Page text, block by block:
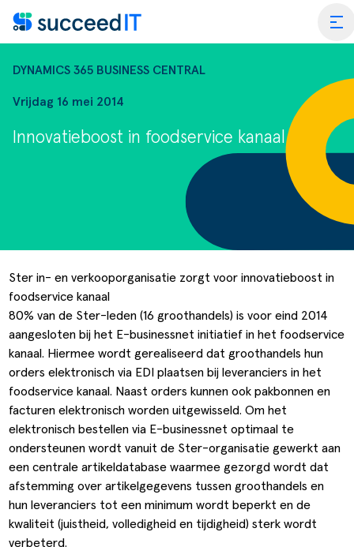
Transportorders
Workflow
Voorraad management &
Documenten aanpassen
Blogs & Nieuws
Webinars & Events
Downloads
Business Central Trainingen
SucceedIT
aanpak
team
bij SucceedIT
partners
doelen
DYNAMICS 365 BUSINESS CENTRAL
Vrijdag 16 mei 2014
Innovatieboost in foodservice kanaal
Ster in- en verkooporganisatie zorgt voor innovatieboost in
foodservice kanaal
80% van de Ster-leden (16 groothandels) is voor eind 2014
aangesloten bij het E-businessnet initiatief in het foodservice
kanaal. Hiermee wordt gerealiseerd dat groothandels hun
orders elektronisch via EDI plaatsen bij leveranciers in het
foodservice kanaal. Naast orders kunnen ook pakbonnen en
facturen elektronisch worden uitgewisseld. Om het
elektronisch bestellen via E-businessnet optimaal te
ondersteunen wordt vanuit de Ster-organisatie gewerkt aan
een centrale artikeldatabase waarmee gezorgd wordt dat
afstemming over artikelgegevens tussen groothandels en
hun leveranciers tot een minimum wordt beperkt en de
kwaliteit (juistheid, volledigheid en tijdigheid) sterk wordt
verbeterd.